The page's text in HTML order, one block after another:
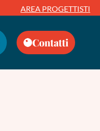
AREA PROGETTISTI
Contatti